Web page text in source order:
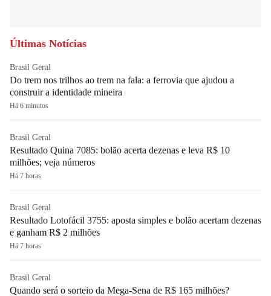
Últimas Notícias
Brasil Geral
Do trem nos trilhos ao trem na fala: a ferrovia que ajudou a
construir a identidade mineira
Há 6 minutos
Brasil Geral
Resultado Quina 7085: bolão acerta dezenas e leva R$ 10
milhões; veja números
Há 7 horas
Brasil Geral
Resultado Lotofácil 3755: aposta simples e bolão acertam dezenas
e ganham R$ 2 milhões
Há 7 horas
Brasil Geral
Quando será o sorteio da Mega-Sena de R$ 165 milhões?